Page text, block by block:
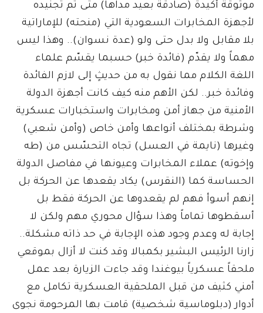
موثوقة أكيدة (صادقة بعيد مداها) متى تم تجنيده
لأجهزة المخابرات السعودية التي (منحته) للإماراتية
بلا مقابل ولا بدل حتى ولو (عدة نسوان).. وهذا ليس
مهماً ولا يقدّم (فائدة خبر) حسبما يقسّم علماء
اللغة الكلام مما نقول به من حديثٍ إلى لازم الفائدة
وفائدة خبر.. لكن الأهم منه كيف كانت أجهزة الدولة
الأمنية من جهاز أمن ومخابرات واستخبارات عسكرية
وشرطة بمختلف أنواعها وأمن خاص (وأمن شعبي)
وغيرها (نايمة في العسل) تجاه التحسّس من (طه
وإخوته) عملاء المخابرات وعيونها في مفاصل الدولة
الحساسة كما (النقرس) يكاد يقعدها عن الحركة بل
إنهم أسوأ فهم لم يقعدوها عن الحركة فقط بل
أسقطوها تماماً وهذا سؤال محوري مهم ولكن لا
إجابة له وعدم وجود هذه الإجابة في حد ذاته مشكلة..
زارنا الرئيس البشير بكمبالا وقد كنت لا أزال بموقعي
ملحقاً عسكرياً بيوغندا وقد جاءت الزيارة بعد عمل
أمني كثيف من قبل الملحقية العسكرية تكامل مع
أدوار (دبلوماسية شخصية) قامت بها المرحومة نجوى